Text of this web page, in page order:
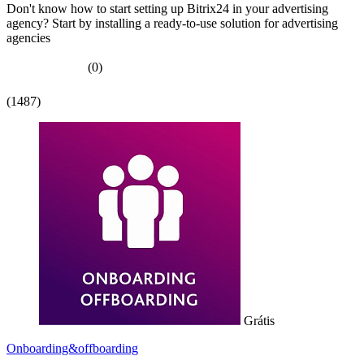
Don't know how to start setting up Bitrix24 in your advertising
agency? Start by installing a ready-to-use solution for advertising
agencies
(0)
(1487)
Grátis
Onboarding&offboarding